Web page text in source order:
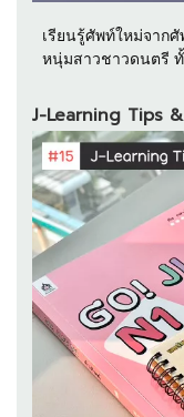
เรียนรู้ศัพท์ใหม่จาก
หนุ่มสาวชาวดนตรี ทั้
J-Learning Tips